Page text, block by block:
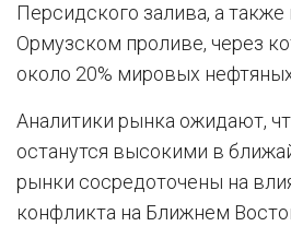
Персидского залива, а
Ормузском проливе, через
около 20% мировых
Аналитики рынка ожидают,
останутся высокими в
рынки сосредоточены на
конфликта на Ближнем